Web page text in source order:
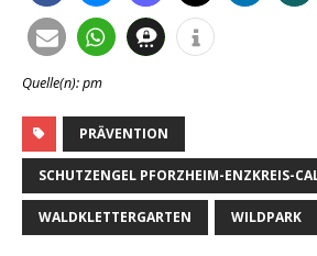
Quelle(n): pm
PRÄVENTION
SCHUTZENGEL PFORZHEIM-ENZKREIS-
WALDKLETTERGARTEN WILDPARK